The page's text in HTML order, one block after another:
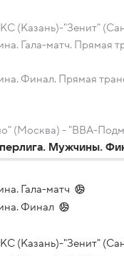
(Казань)-"Зенит"
Гала-матч. Прямая
Финал. Прямая
(Москва) - "ВВА-
Мужчины.
Гала-матч
Финал
(Казань)-"Зенит"